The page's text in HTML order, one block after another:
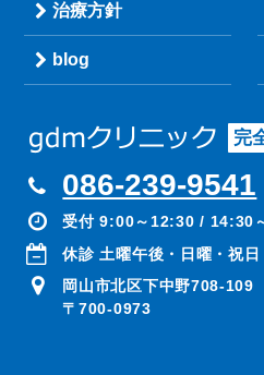
治療方針
blog
完
086-239-9541
受付 9:00～12:30 / 14:30
休診 土曜午後・日曜・祝日
岡山市北区下中野708-109
〒700-0973